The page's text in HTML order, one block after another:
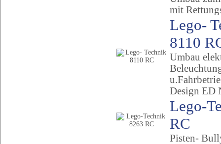
mit
Lego-
8110
Umbau
Design ED
Lego-
RC
Pisten-